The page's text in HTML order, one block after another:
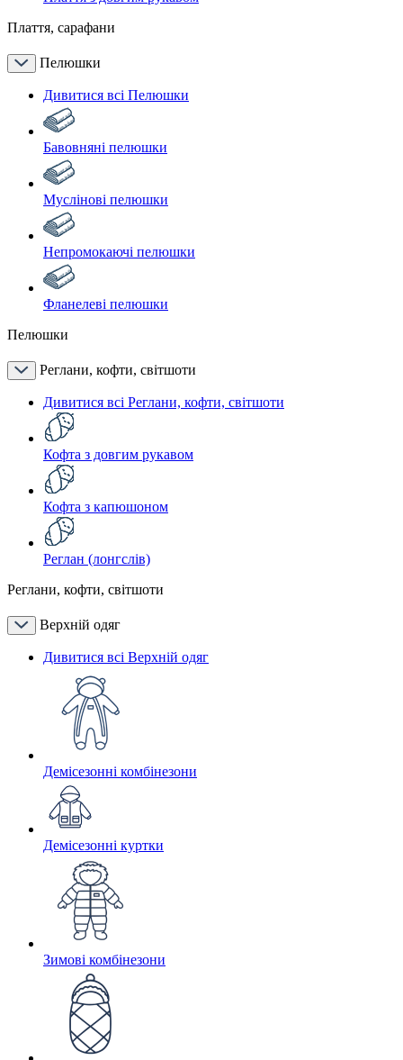
Плаття, сарафани
Пелюшки
Дивитися всі Пелюшки
Бавовняні пелюшки
Муслінові пелюшки
Непромокаючі пелюшки
Фланелеві пелюшки
Пелюшки
Реглани, кофти, світшоти
Дивитися всі Реглани, кофти, світшоти
Кофта з довгим рукавом
Кофта з капюшоном
Реглан (лонгслів)
Реглани, кофти, світшоти
Верхній одяг
Дивитися всі Верхній одяг
Демісезонні комбінезони
Демісезонні куртки
Зимові комбінезони